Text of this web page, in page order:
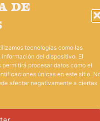
de
tecnologías como las
del dispositivo. El
procesar datos como el
únicas en este sitio.
afectar negativamente a ciertas